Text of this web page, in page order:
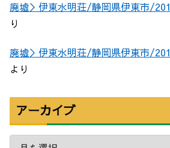
廃墟＞伊東水明荘/静岡県伊東市/
り
廃墟＞伊東水明荘/静岡県伊東市/
より
アーカイブ